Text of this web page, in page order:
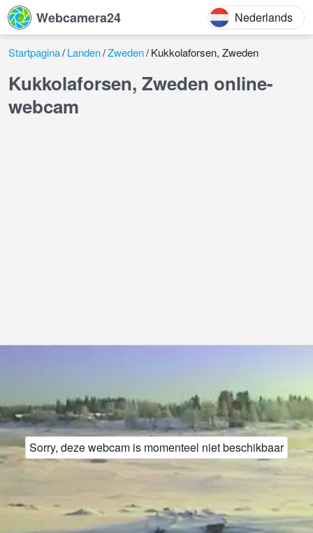
Webcamera24 Nederlands
Startpagina Landen Zweden Kukkolaforsen, Zweden
Kukkolaforsen, Zweden online-
webcam
Sorry, deze webcam is momenteel niet beschikbaar